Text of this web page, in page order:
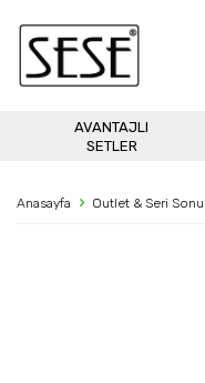
AVANTAJLI
SETLER
Anasayfa Outlet & Seri Sonu